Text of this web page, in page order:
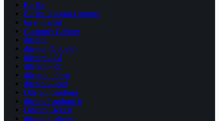
Bu Ike
Bu Ike Diterapi Lamona
bu sri hartati
Customer Cabinet
diterapi
diterapi (Google)
diterapi – AI
diterapi – dp
diterapi – form
diterapi – lead
Diterapi bandung
diterapi bandung h
Diterapi Bekasi
diterapi diabetes